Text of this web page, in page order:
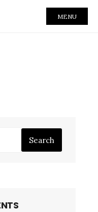
MENU
Search